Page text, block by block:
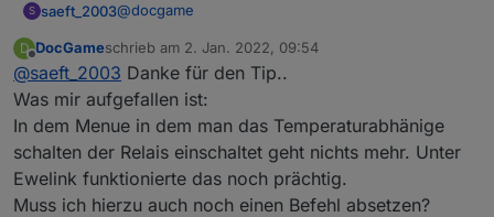
S saeft_2003@docgame
Ja bei mir war das auch so mit den 5 Grad.
Probiere mal die Parameter die kommen bei mir
ganz gut hin
{"AdcParam1":[2,28000,18000,13950]}
Noch ein Tipp mit nspdim 0 und 1 kannst du
steuern ob das Display nur gedimmt wird oder
ganz ausgeschalten wird. Tagsüber wird es bei mir
gedimmt und Nachts oder bei Abwesenheit ist es
D
Offline
DocGameschrieb am 2. Jan. 2022, 09:54
zuletzt editiert von
@saeft_2003 Danke für den Tip..
Was mir aufgefallen ist:
In dem Menue in dem man das Temperaturabhänige
schalten der Relais einschaltet geht nichts mehr. Unter
Ewelink funktionierte das noch prächtig.
Muss ich hierzu auch noch einen Befehl absetzen?